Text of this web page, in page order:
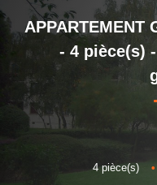
APPARTEMENT
- 4 pièce(s)
4pièce(s) •